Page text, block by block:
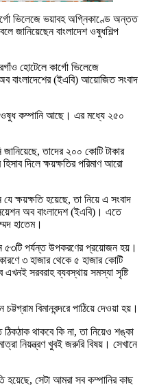
ভিলেজে ভয়াবহ অগ্নিকাণ্ডে অন্তত
জানিয়েছেন বাংলাদেশ ওষুধশিল্প
হোটেলে কার্গো ভিলেজে
বাংলাদেশের (ইএবি) আয়োজিত সংবাদ
ওষুধ কম্পানি আছে। এর মধ্যে ২৫০
তাদের ২০০ কোটি টাকার
দিলে ক্ষয়ক্ষতির পরিমাণ আরো
ক্ষয়ক্ষতি হয়েছে, তা নিয়ে এ সংবাদ
অব বাংলাদেশ (ইএবি)। এতে
হাতেম।
৫৩টি পর্যন্ত উপকরণের প্রয়োজন হয়।
৩ হাজার থেকে ৫ হাজার কোটি
সরবরাহ ব্যবস্থায় সমস্যা সৃষ্টি
বিমানবন্দরে পাঠিয়ে দেওয়া হয়।
ঠিকঠাক থাকবে কি না, তা নিয়েও শঙ্কা
নিয়ন্ত্রণ খুবই জরুরি বিষয়। সেখানে
হয়েছে, সেটা আমরা সব কম্পানির কাছ